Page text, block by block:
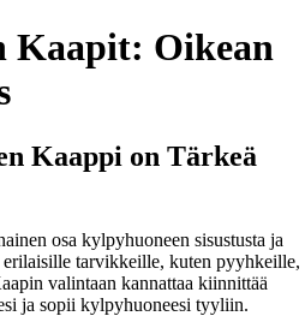
Kaapit: Oikean
Kaappi on Tärkeä
osa kylpyhuoneen sisustusta ja
tarvikkeille, kuten pyyhkeille,
valintaan kannattaa kiinnittää
ja sopii kylpyhuoneesi tyyliin.